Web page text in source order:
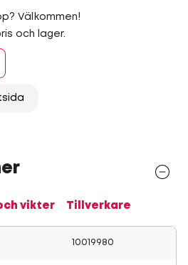
Välkommen!
och lager.
vikter Tillverkare
10019980